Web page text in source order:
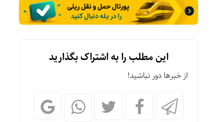
این مطلب را به اشتراک بگذارید
از خبرها دور نباشید!